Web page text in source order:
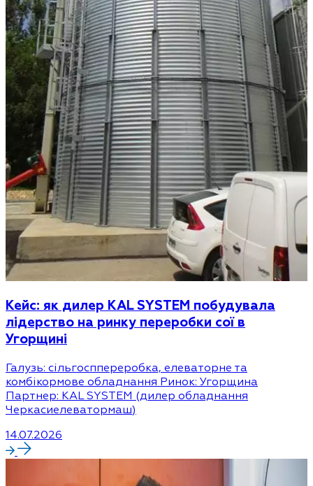
Кейс: як дилер KAL SYSTEM побудувала
лідерство на ринку переробки сої в
Угорщині
Галузь: сільгосппереробка, елеваторне та
комбікормове обладнання Ринок: Угорщина
Партнер: KAL SYSTEM (дилер обладнання
Черкасиелеватормаш)
14.07.2026